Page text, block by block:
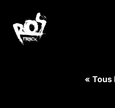
contenu
« Tous